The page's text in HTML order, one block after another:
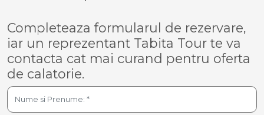
Completeaza formularul de rezervare,
iar un reprezentant Tabita Tour te va
contacta cat mai curand pentru oferta
de calatorie.